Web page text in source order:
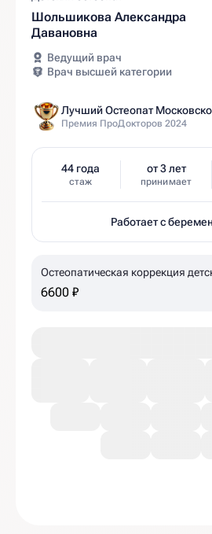
Шольшикова Александра
Давановна
Ведущий врач
Врач высшей категории
Лучший Остеопат
Премия ПроДокторов 2024
44 года
стаж
от 3 лет
принимает
Работает с
Остеопатическая коррекция
6600 ₽